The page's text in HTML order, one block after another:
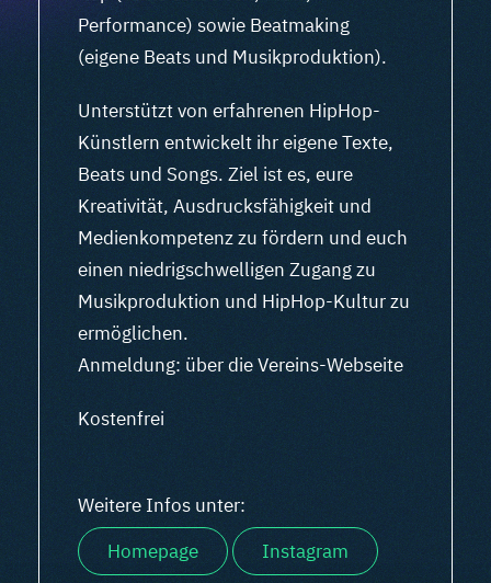
Performance) sowie Beatmaking
(eigene Beats und Musikproduktion).
Unterstützt von erfahrenen HipHop-
Künstlern entwickelt ihr eigene Texte,
Beats und Songs. Ziel ist es, eure
Kreativität, Ausdrucksfähigkeit und
Medienkompetenz zu fördern und euch
einen niedrigschwelligen Zugang zu
Musikproduktion und HipHop-Kultur zu
ermöglichen.
Anmeldung: über die Vereins-Webseite
Kostenfrei
Weitere Infos unter:
Homepage
Instagram